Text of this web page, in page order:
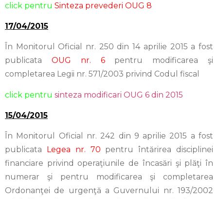
click pentru Sinteza prevederi OUG 8
17/04/2015
În Monitorul Oficial nr. 250 din 14 aprilie 2015 a fost
publicata OUG nr. 6pentru modificarea şi
completarea Legii nr. 571/2003 privind Codul fiscal
click pentru sinteza modificari OUG 6 din 2015
15/04/2015
În Monitorul Oficial nr. 242 din 9 aprilie 2015 a fost
publicata
Legea nr. 70 pentru întărirea disciplinei
financiare privind operaţiunile de încasări şi plăţi în
numerar şi pentru modificarea şi completarea
Ordonanţei de urgenţă a Guvernului nr. 193/2002